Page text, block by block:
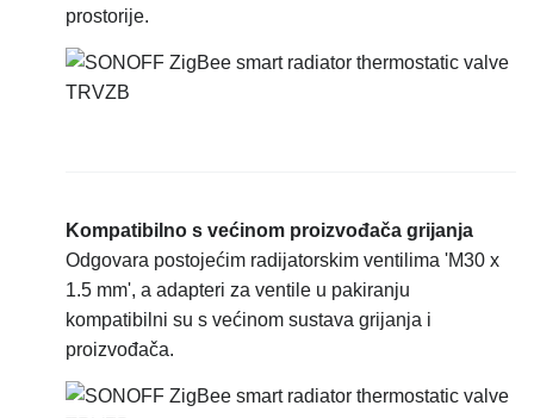
prostorije.
Kompatibilno s većinom proizvođača grijanja
Odgovara postojećim radijatorskim ventilima 'M30 x
1.5 mm', a adapteri za ventile u pakiranju
kompatibilni su s većinom sustava grijanja i
proizvođača.